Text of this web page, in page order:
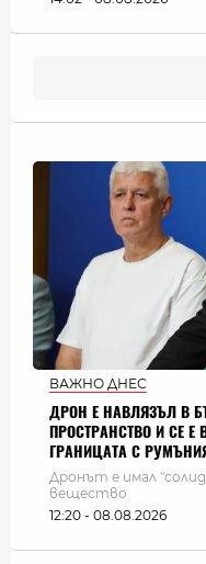
ВАЖНО ДНЕС
ДРОН Е НАВЛЯЗЪЛ В
ПРОСТРАНСТВО И СЕ Е
ГРАНИЦАТА С
Дронът е имал
вещество
12:20 - 08.08.2026